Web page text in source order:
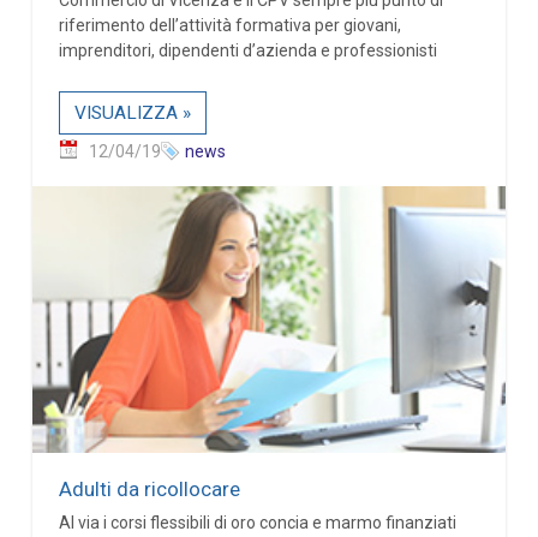
riferimento dell’attività formativa per giovani,
imprenditori, dipendenti d’azienda e professionisti
VISUALIZZA »
12/04/19 news
Adulti da ricollocare
Al via i corsi flessibili di oro concia e marmo finanziati